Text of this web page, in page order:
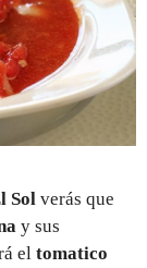
Sol verás que
y sus
el tomatico